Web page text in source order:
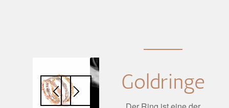
Goldringe